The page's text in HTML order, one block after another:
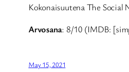
Kokonaisuutena The
Arvosana: 8/10 (IMDB:
May 15, 2021